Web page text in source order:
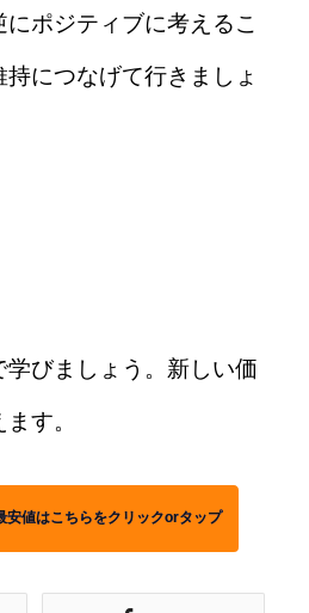
ポジティブに考えるこ
につなげて行きましょ
びましょう。新しい価
す。
安値はこちらをクリックorタップ